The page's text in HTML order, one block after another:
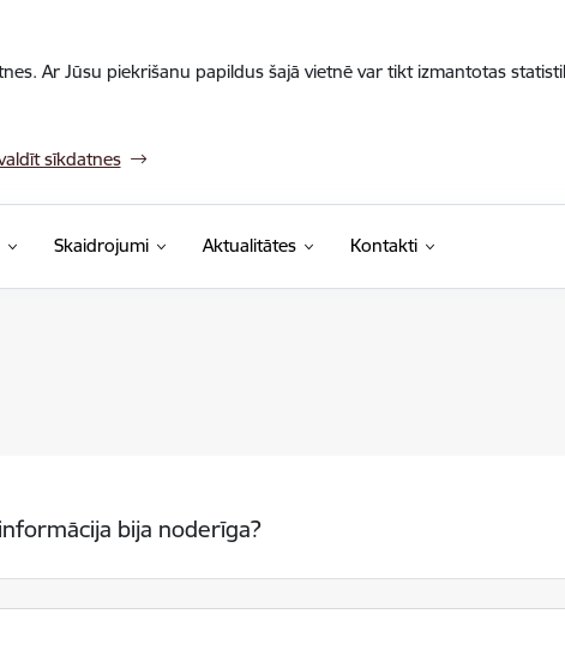
Ar Jūsu piekrišanu papildus šajā vietnē var tikt izmantotas
sīkdatnes
Skaidrojumi Aktualitātes Kontakti
bija noderīga?